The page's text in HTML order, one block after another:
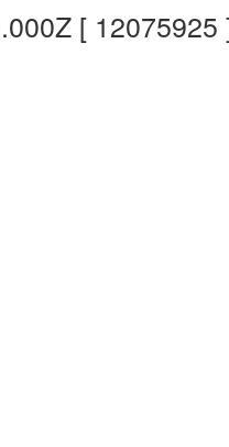
[ 12075925